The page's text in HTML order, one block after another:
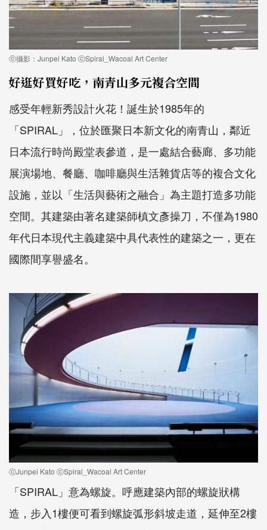
ⓒ攝影：Junpei Kato ⓒSpiral_Wacoal Art Center
好逛好買好吃，南青山多元複合空間
感受年輕新秀設計火花！誕生於1985年的
「SPIRAL」，位於匯聚日本新文化的南青山，鄰近
日本流行時尚殿堂表參道，是一處結合藝廊、多功能
展演場地、餐廳、咖啡廳與生活雜貨店等的複合文化
設施，並以「生活與藝術之融合」為主題打造多功能
空間。其建築由著名建築師槙文彥操刀，不僅為1980
年代日本現代主義建築中具代表性的建築之一，更在
國際間享譽盛名。
ⓒJunpei Kato ⓒSpiral_Wacoal Art Center
「SPIRAL」意為螺旋。呼應建築內部的螺旋狀構
造，步入1樓便可看到螺旋弧形斜坡走道，延伸至2樓